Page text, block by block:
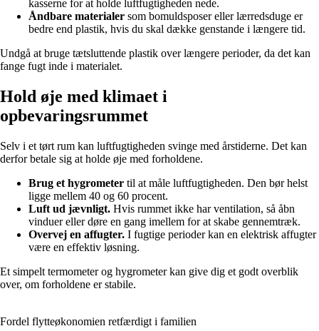
kasserne for at holde luftfugtigheden nede.
Åndbare materialer som bomuldsposer eller lærredsduge er
bedre end plastik, hvis du skal dække genstande i længere tid.
Undgå at bruge tætsluttende plastik over længere perioder, da det kan
fange fugt inde i materialet.
Hold øje med klimaet i
opbevaringsrummet
Selv i et tørt rum kan luftfugtigheden svinge med årstiderne. Det kan
derfor betale sig at holde øje med forholdene.
Brug et hygrometer til at måle luftfugtigheden. Den bør helst
ligge mellem 40 og 60 procent.
Luft ud jævnligt. Hvis rummet ikke har ventilation, så åbn
vinduer eller døre en gang imellem for at skabe gennemtræk.
Overvej en affugter. I fugtige perioder kan en elektrisk affugter
være en effektiv løsning.
Et simpelt termometer og hygrometer kan give dig et godt overblik
over, om forholdene er stabile.
Fordel flytteøkonomien retfærdigt i familien